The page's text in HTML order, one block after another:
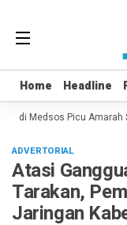
Home Headline
Home Headline
di Medsos Picu Amarah
ADVERTORIAL
Atasi
Tarakan,
Jaringan